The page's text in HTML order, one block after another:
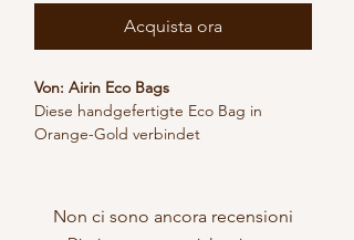
Acquista ora
Von: Airin Eco Bags
Diese handgefertigte Eco Bag in
Orange-Gold verbindet
lokalen Kunsthandwerkerinnen und
Non ci sono ancora recensioni